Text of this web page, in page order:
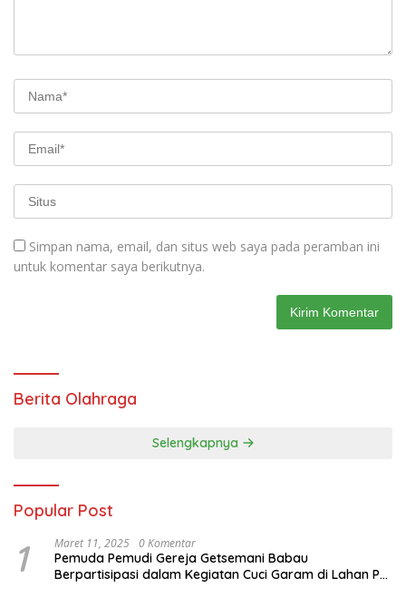
Simpan nama, email, dan situs web saya pada peramban ini
untuk komentar saya berikutnya.
Berita Olahraga
Selengkapnya
Popular Post
1 Maret 11, 2025 0 Komentar
Pemuda Pemudi Gereja Getsemani Babau
Berpartisipasi dalam Kegiatan Cuci Garam di Lahan PT.